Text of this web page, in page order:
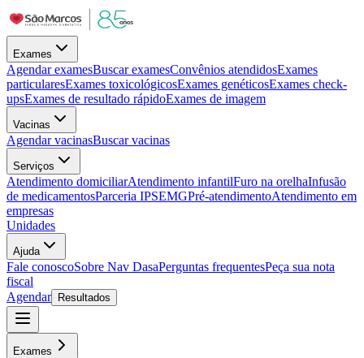
Exames
Agendar examesBuscar examesConvênios atendidosExames
particularesExames toxicológicosExames genéticosExames check-
upsExames de resultado rápidoExames de imagem
Vacinas
Agendar vacinasBuscar vacinas
Serviços
Atendimento domiciliarAtendimento infantilFuro na orelhaInfusão
de medicamentosParceria IPSEMGPré-atendimentoAtendimento em
empresas
Unidades
Ajuda
Fale conoscoSobre Nav DasaPerguntas frequentesPeça sua nota
fiscal
Agendar
Resultados
Exames